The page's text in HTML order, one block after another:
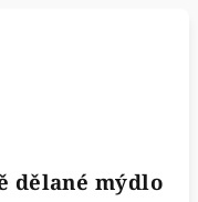
dělané mýdlo